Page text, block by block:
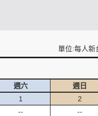
單位:每人新
週六
週日
1
--
2
--